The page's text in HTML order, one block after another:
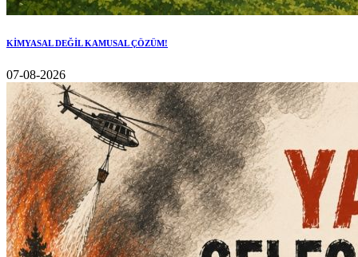
KİMYASAL DEĞİL KAMUSAL ÇÖZÜM!
07-08-2026